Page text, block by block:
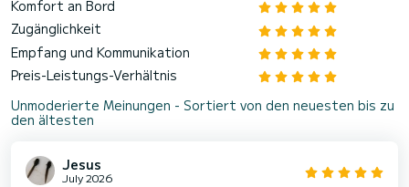
Komfort an Bord
Zugänglichkeit
Empfang und Kommunikation
Preis-Leistungs-Verhältnis
Unmoderierte Meinungen - Sortiert von den neuesten bis zu
den ältesten
Jesus
July 2026